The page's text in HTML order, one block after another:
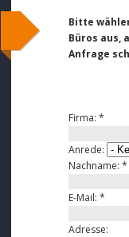
Bitte
Büros aus,
Anfrage
Firma: *
Anrede:
Nachname: *
E-Mail: *
Adresse: